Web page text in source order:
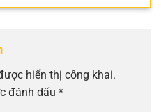
hiển thị công khai.
đánh dấu *